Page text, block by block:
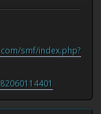
smf/index.php?